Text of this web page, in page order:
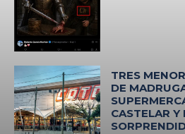
TRES
DE
CASTELAR Y